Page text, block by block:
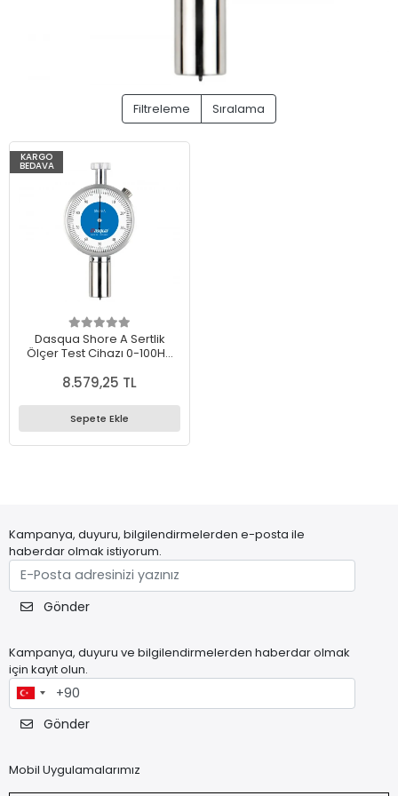
Filtreleme Sıralama
KARGO
BEDAVA
Dasqua Shore A Sertlik
Ölçer Test Cihazı 0-100HA
Yumuşak Malzemeler İçin
8.579,25 TL
Sepete Ekle
Kampanya, duyuru, bilgilendirmelerden e-posta ile
haberdar olmak istiyorum.
Gönder
Kampanya, duyuru ve bilgilendirmelerden haberdar olmak
için kayıt olun.
Gönder
Mobil Uygulamalarımız